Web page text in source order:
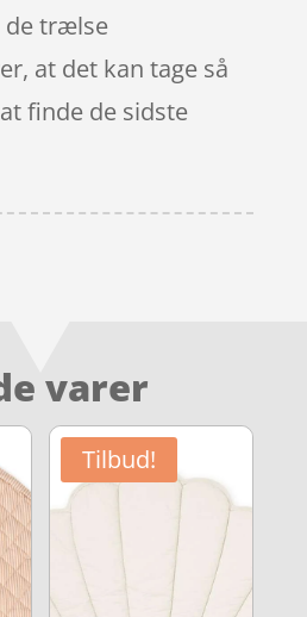
de trælse
at det kan tage så
finde de sidste
varer
Tilbud!